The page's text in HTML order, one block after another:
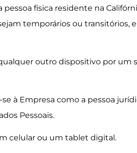
pessoa física residente na
temporários ou transitórios,
outro dispositivo por um
à Empresa como a pessoa
Pessoais.
celular ou um tablet digital.